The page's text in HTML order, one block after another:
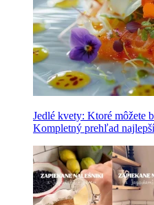
Jedlé kvety: Ktoré môžete
Kompletný prehľad